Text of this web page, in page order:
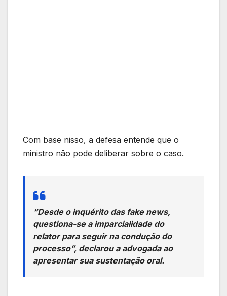
Com base nisso, a defesa entende que o
ministro não pode deliberar sobre o caso.
“Desde o inquérito das fake news,
questiona-se a imparcialidade do
relator para seguir na condução do
processo”, declarou a advogada ao
apresentar sua sustentação oral.